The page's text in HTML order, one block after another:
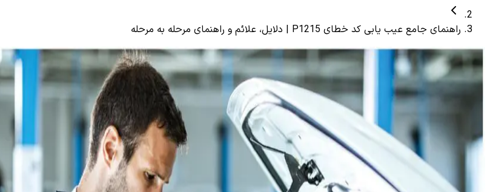
راهنمای جامع عیب یابی کد خطای P1215 | دلایل، علائم و راهنمای مرحله به مرحله